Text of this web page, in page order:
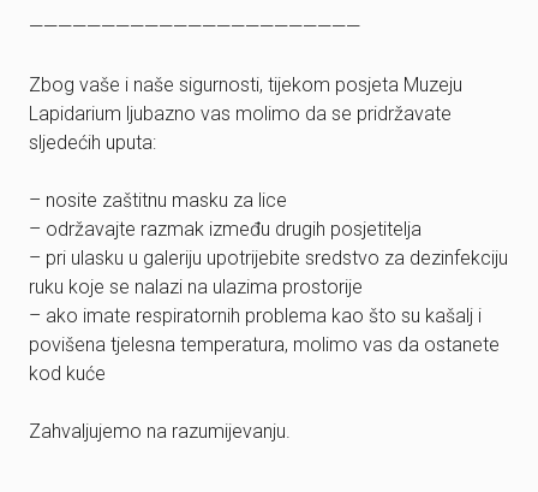
———————————————————————
Zbog vaše i naše sigurnosti, tijekom posjeta Muzeju
Lapidarium ljubazno vas molimo da se pridržavate
sljedećih uputa:
– nosite zaštitnu masku za lice
– održavajte razmak između drugih posjetitelja
– pri ulasku u galeriju upotrijebite sredstvo za dezinfekciju
ruku koje se nalazi na ulazima prostorije
– ako imate respiratornih problema kao što su kašalj i
povišena tjelesna temperatura, molimo vas da ostanete
kod kuće
Zahvaljujemo na razumijevanju.